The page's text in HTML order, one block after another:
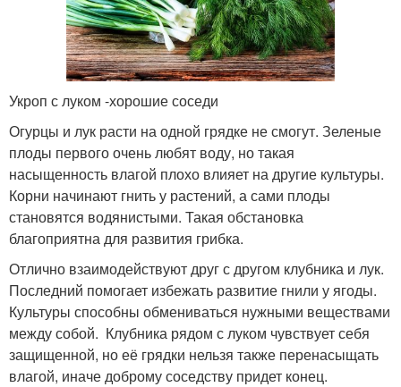
Укроп с луком -хорошие соседи
Огурцы и лук расти на одной грядке не смогут. Зеленые
плоды первого очень любят воду, но такая
насыщенность влагой плохо влияет на другие культуры.
Корни начинают гнить у растений, а сами плоды
становятся водянистыми. Такая обстановка
благоприятна для развития грибка.
Отлично взаимодействуют друг с другом клубника и лук.
Последний помогает избежать развитие гнили у ягоды.
Культуры способны обмениваться нужными веществами
между собой. Клубника рядом с луком чувствует себя
защищенной, но её грядки нельзя также перенасыщать
влагой, иначе доброму соседству придет конец.